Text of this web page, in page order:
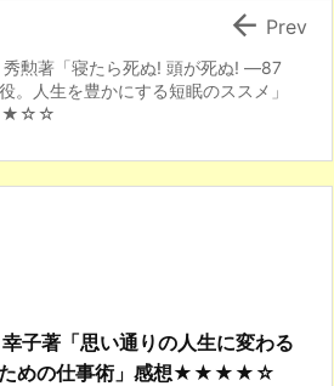
秀勲著「寝たら死ぬ! 頭が死ぬ! ―87
。人生を豊かにする短眠のススメ」
 Prev
子著「思い通りの人生に変わる
ための仕事術」感想★★★★☆